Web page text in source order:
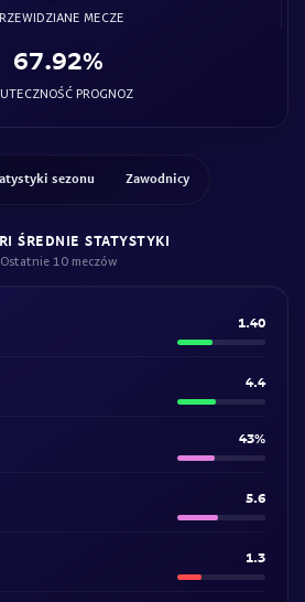
MECZE
67.92%
PROGNOZ
sezonu Zawodnicy
ŚREDNIE STATYSTYKI
Ostatnie 10 meczów
1.40
4.4
43%
5.6
1.3